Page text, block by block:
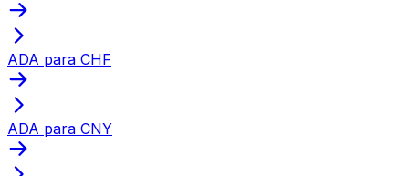
ADA para CHF
ADA para CNY